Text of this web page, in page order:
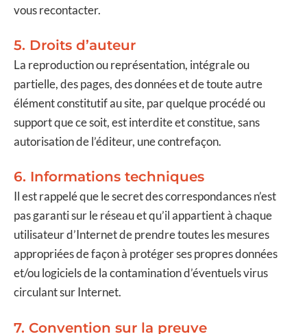
vous recontacter.
5. Droits d’auteur
La reproduction ou représentation, intégrale ou
partielle, des pages, des données et de toute autre
élément constitutif au site, par quelque procédé ou
support que ce soit, est interdite et constitue, sans
autorisation de l’éditeur, une contrefaçon.
6. Informations techniques
Il est rappelé que le secret des correspondances n’est
pas garanti sur le réseau et qu’il appartient à chaque
utilisateur d’Internet de prendre toutes les mesures
appropriées de façon à protéger ses propres données
et/ou logiciels de la contamination d’éventuels virus
circulant sur Internet.
7. Convention sur la preuve